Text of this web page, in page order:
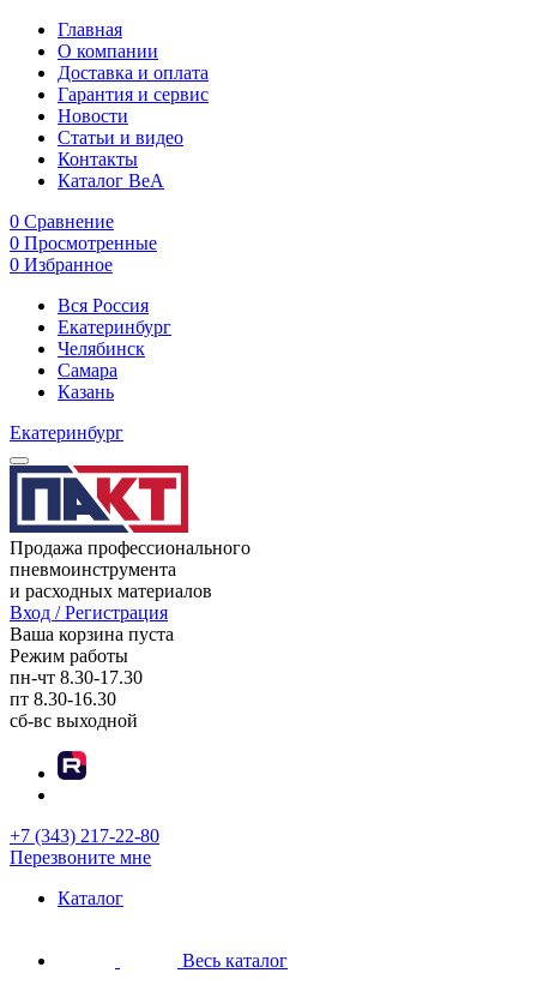
Главная
О компании
Доставка и оплата
Гарантия и сервис
Новости
Статьи и видео
Контакты
Каталог BeA
0 Сравнение
0 Просмотренные
0 Избранное
Вся Россия
Екатеринбург
Челябинск
Самара
Казань
Екатеринбург
Продажа профессионального
пневмоинструмента
и расходных материалов
Вход / Регистрация
Ваша корзина пуста
Режим работы
пн-чт 8.30-17.30
пт 8.30-16.30
сб-вс выходной
+7 (343) 217-22-80
Перезвоните мне
Каталог
Весь каталог